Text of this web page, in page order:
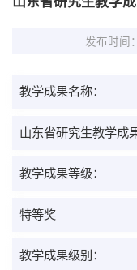
发布时间
教学成果名称：
山东省研究生教学成
教学成果等级：
特等奖
教学成果级别：